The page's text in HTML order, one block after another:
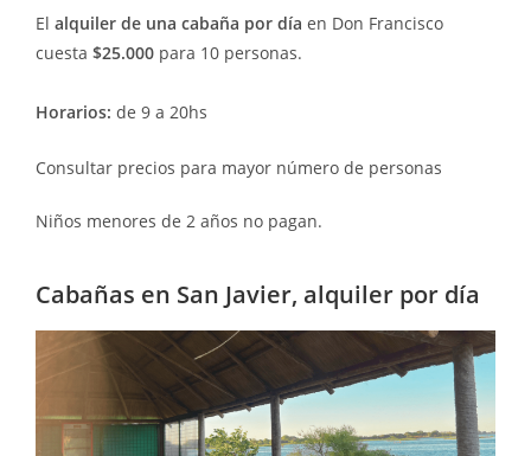
El alquiler de una cabaña por día en Don Francisco
cuesta $25.000 para 10 personas.
Horarios: de 9 a 20hs
Consultar precios para mayor número de personas
Niños menores de 2 años no pagan.
Cabañas en San Javier, alquiler por día